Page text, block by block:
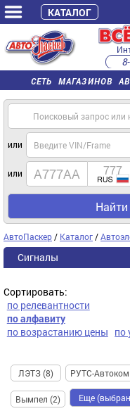
СЕТЬ МАГАЗИНОВ
часы
или
или
Найти
АвтоПаскер / Каталог /
Сигналы
Сортировать:
по релевантности
по алфавиту
по возрастанию цены по
ЛЭТЗ (8) РУТС-
Вымпел (2) Еще
КАТАЛОГ